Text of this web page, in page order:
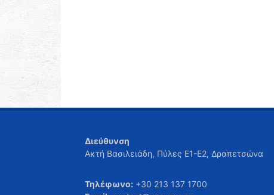
Διεύθυνση
Ακτή Βασιλειάδη, Πύλες Ε1-Ε2, Δραπετσώνα
Τηλέφωνο: +30 213 137 1700